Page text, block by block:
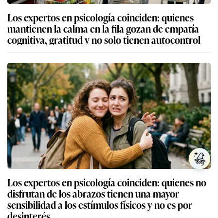
Los expertos en psicología coinciden: quienes
mantienen la calma en la fila gozan de empatía
cognitiva, gratitud y no solo tienen autocontrol
Los expertos en psicología coinciden: quienes no
disfrutan de los abrazos tienen una mayor
sensibilidad a los estímulos físicos y no es por